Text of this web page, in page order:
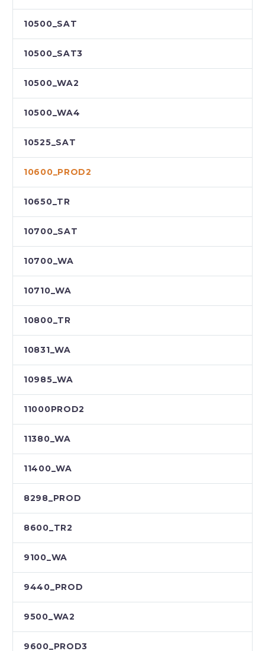
10500_SAT
10500_SAT3
10500_WA2
10500_WA4
10525_SAT
10600_PROD2
10650_TR
10700_SAT
10700_WA
10710_WA
10800_TR
10831_WA
10985_WA
11000PROD2
11380_WA
11400_WA
8298_PROD
8600_TR2
9100_WA
9440_PROD
9500_WA2
9600_PROD3